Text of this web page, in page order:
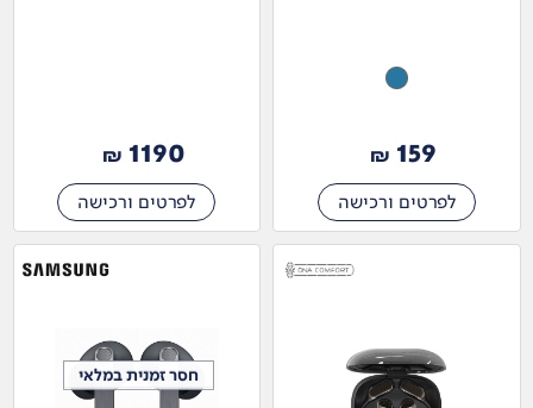
159
₪
לפרטים ורכישה
1190
₪
לפרטים ורכישה
חסר זמנית במלאי
חסר זמנית במלאי